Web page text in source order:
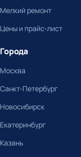
Мелкий ремонт
Цены и прайс-лист
Города
Москва
Санкт-Петербург
Новосибирск
Екатеринбург
Казань